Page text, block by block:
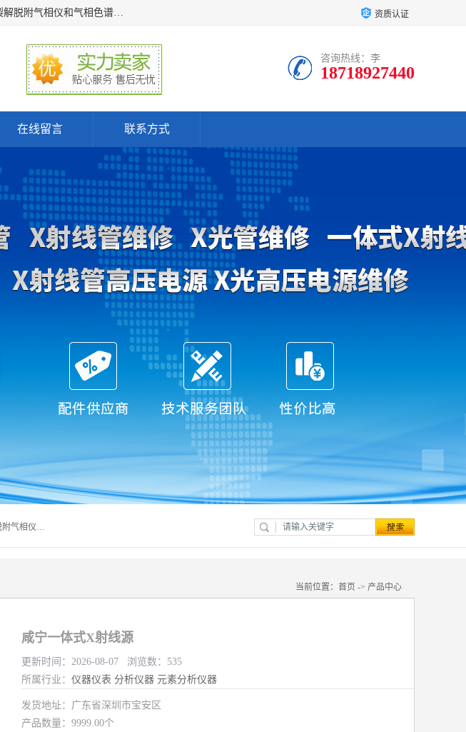
深圳曼瑞特科技有限公司是一家专业从事X光管维修X射线管、Rohs2.0邻苯检测仪器设备、PY-GC热裂解脱附气相仪和气相色谱光谱仪器、天瑞仪器探测器、高压电源等产品的维修出租的企业。本公司以客户至上为宗旨，以专注、专一、专业的精神为您提供安全、经济的技术服务。 资质认证
咨询热线：李
18718927440
在线留言 联系方式
深圳曼瑞特科技有限公司是一家专业从事X光管维修X射线管、Rohs2.0邻苯检测仪器设备、PY-GC热裂解脱附气相仪和气相色谱光谱仪器、天瑞仪器探测器、高压电源等产品的维修出租的企业。本公司以客户至上为宗旨，以专注、专一、专业的精神为您提供安全、经济的技术服务。
当前位置： 首页 -> 产品中心
咸宁一体式X射线源
更新时间：2026-08-07 浏览数：535
所属行业： 仪器仪表 分析仪器 元素分析仪器
发货地址：广东省深圳市宝安区
产品数量：9999.00个